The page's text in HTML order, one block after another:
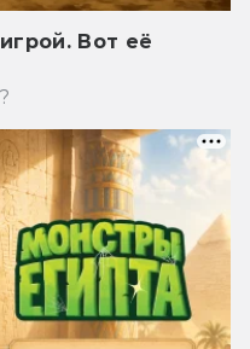
Вот её